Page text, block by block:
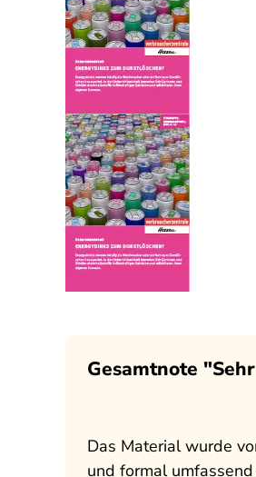
Gesamtnote
Das Material wurde
und formal